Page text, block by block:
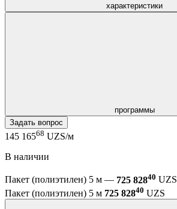
характеристики
программы
Задать вопрос
145 16568 UZS/м
В наличии
Пакет (полиэтилен) 5 м — 725 82840 UZS
Пакет (полиэтилен) 5 м 725 82840 UZS